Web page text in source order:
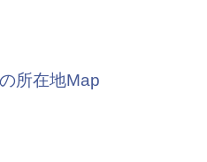
所在地Map